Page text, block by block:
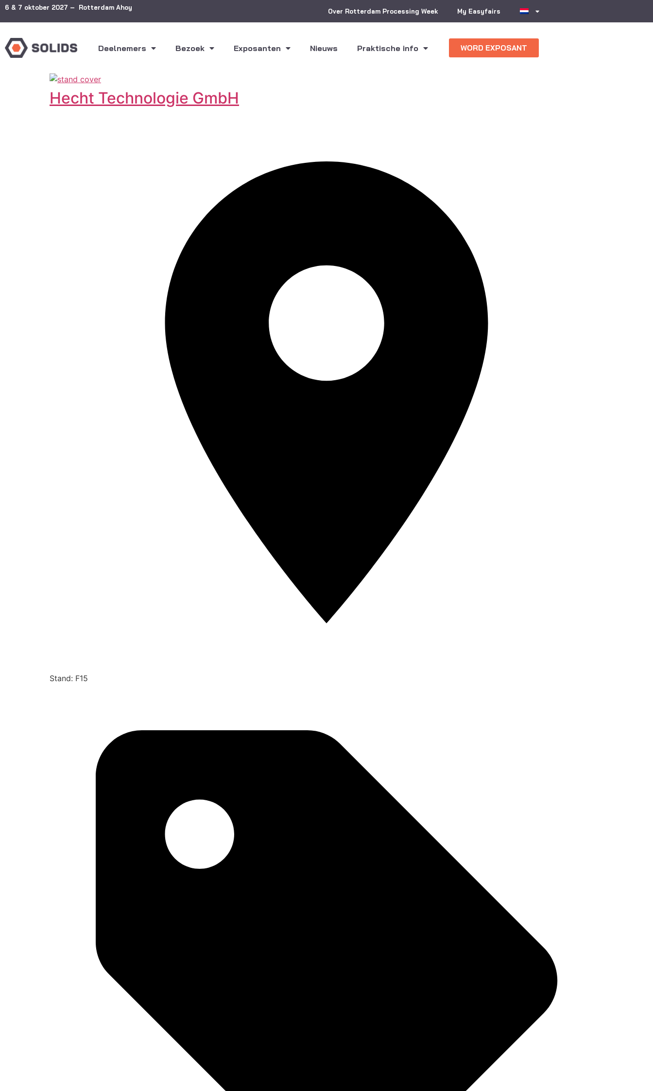
6 & 7 oktober 2027 – Rotterdam Ahoy Over Rotterdam Processing Week My Easyfairs
Deelnemers Bezoek Exposanten Nieuws Praktische info WORD EXPOSANT
Hecht Technologie GmbH
Stand: F15